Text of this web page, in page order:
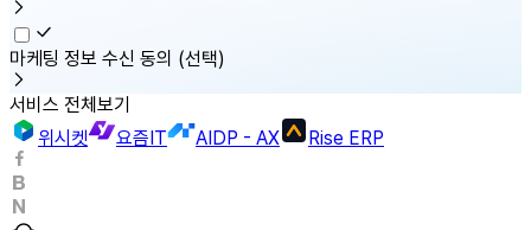
마케팅 정보 수신 동의 (선택)
서비스 전체보기
위시켓
요즘IT AIDP - AX Rise ERP